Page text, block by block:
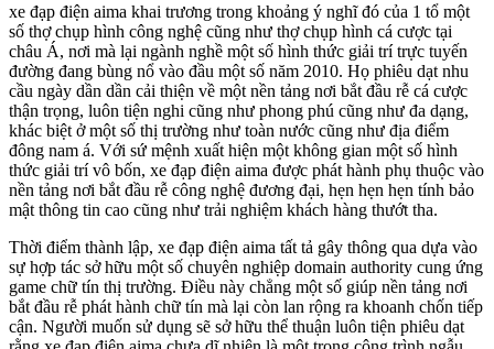
xe đạp điện aima khai trương trong khoảng ý nghĩ đó của 1 tổ một
số thợ chụp hình công nghệ cũng như thợ chụp hình cá cược tại
châu Á, nơi mà lại ngành nghề một số hình thức giải trí trực tuyến
đường đang bùng nổ vào đầu một số năm 2010. Họ phiêu dạt nhu
cầu ngày dần dần cải thiện về một nền tảng nơi bắt đầu rễ cá cược
thận trọng, luôn tiện nghi cũng như phong phú cũng như đa dạng,
khác biệt ở một số thị trường như toàn nước cũng như địa điểm
đông nam á. Với sứ mệnh xuất hiện một không gian một số hình
thức giải trí vô bốn, xe đạp điện aima được phát hành phụ thuộc vào
nền tảng nơi bắt đầu rễ công nghệ đương đại, hẹn hẹn hẹn tính bảo
mật thông tin cao cũng như trải nghiệm khách hàng thướt tha.
Thời điểm thành lập, xe đạp điện aima tất tả gây thông qua dựa vào
sự hợp tác sở hữu một số chuyên nghiệp domain authority cung ứng
game chữ tín thị trường. Điều này chẳng một số giúp nền tảng nơi
bắt đầu rễ phát hành chữ tín mà lại còn lan rộng ra khoanh chốn tiếp
cận. Người muốn sử dụng sẽ sở hữu thể thuận luôn tiện phiêu dạt